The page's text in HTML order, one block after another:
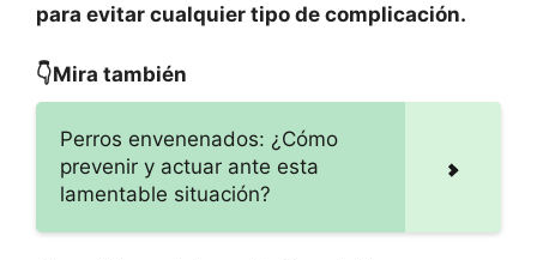
para evitar cualquier tipo de complicación.
👇Mira también
Perros envenenados: ¿Cómo
prevenir y actuar ante esta
lamentable situación?